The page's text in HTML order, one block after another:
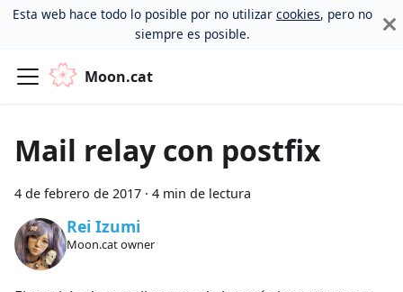
Esta web hace todo lo posible por no utilizar cookies, pero no
siempre es posible.
Moon.cat
Mail relay con postfix
4 de febrero de 2017 · 4 min de lectura
Rei Izumi
Moon.cat owner